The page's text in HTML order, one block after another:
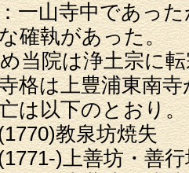
山寺中であった
確執があった。
院は浄土宗に転
格は上豊浦東南
は以下のとおり。
教泉坊焼失
)上善坊・善